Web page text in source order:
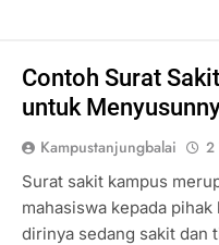
Contoh Surat
untuk
Kampustanjungbalai 2
Surat sakit kampus
mahasiswa kepada
dirinya sedang sakit dan